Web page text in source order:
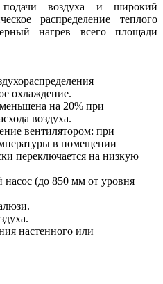
подачи воздуха и широкий
распределение теплого
нагрев всего площади
охлаждение.
на 20% при
воздуха.
вентилятором: при
в помещении
переключается на низкую
(до 850 мм от уровня
настенного или